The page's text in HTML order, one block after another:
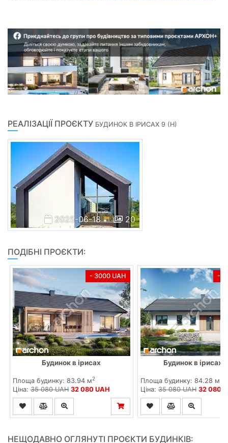
РЕАЛІЗАЦІЇ ПРОЄКТУ БУДИНОК В ІРИСАХ 9 (Н)
2025-06-18 20
ПОДІБНІ ПРОЄКТИ:
- 3000 UAH
Будинок в ірисах
Площа будинку: 83.94 м2
Ціна: 35 080 UAH 32 080 UAH
-
Будинок в ірисах
Площа будинку: 84.28 м
Ціна:35 080 UAH 32 080
НЕЩОДАВНО ОГЛЯНУТІ ПРОЄКТИ БУДИНКІВ: